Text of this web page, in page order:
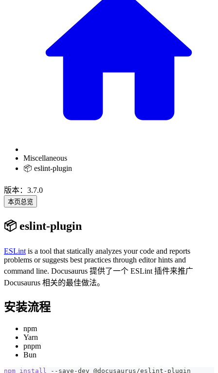
Miscellaneous
📦 eslint-plugin
版本：3.7.0
本页总览
📦 eslint-plugin
ESLint is a tool that statically analyzes your code and reports
problems or suggests best practices through editor hints and
command line. Docusaurus 提供了一个 ESLint 插件来推广
Docusaurus 相关的最佳做法。
安装流程
npm
Yarn
pnpm
Bun
npm install --save-dev @docusaurus/eslint-plugin